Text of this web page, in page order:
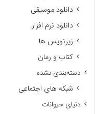
دانلود موسیقی
دانلود نرم افزار
زیرنویس ها
کتاب و رمان
دسته‌بندی نشده
شبکه های اجتماعی
دنیای حیوانات